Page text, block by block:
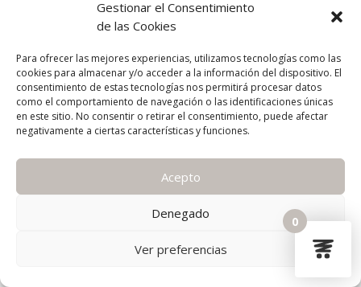
Gestionar el Consentimiento
de las Cookies
Para ofrecer las mejores experiencias, utilizamos tecnologías como las
cookies para almacenar y/o acceder a la información del dispositivo. El
consentimiento de estas tecnologías nos permitirá procesar datos
como el comportamiento de navegación o las identificaciones únicas
en este sitio. No consentir o retirar el consentimiento, puede afectar
negativamente a ciertas características y funciones.
Acepto
Denegado
Ver preferencias
0